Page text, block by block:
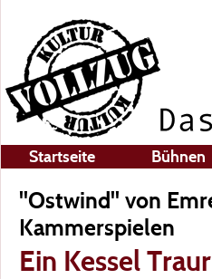
Startseite Bühnen
"Ostwind" von
Kammerspielen
Ein Kessel